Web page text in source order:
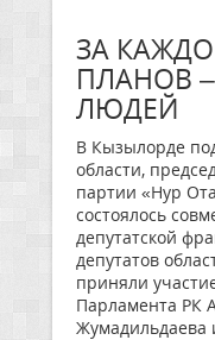
ЗА
ПЛАНОВ
ЛЮДЕЙ
В Кызылорде
области,
партии «Нур
состоялось
депутатской
депутатов
приняли
Парламента РК
Жумадильдаева